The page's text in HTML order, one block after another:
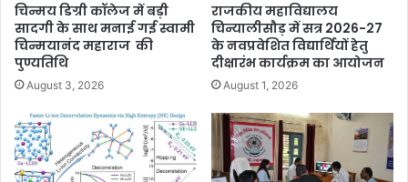
चिन्मय डिग्री कॉलेज में बड़ी
सादगी के साथ मनाई गई स्वामी
चिन्मयानंद महाराज की
पुण्यतिथि
August 3, 2026
राजकीय महाविद्यालय
चिन्यालीसौड़ में सत्र 2026-27
के नवप्रवेशित विद्यार्थियों हेतु
दीक्षारंभ कार्यक्रम का आयोजन
August 1, 2026